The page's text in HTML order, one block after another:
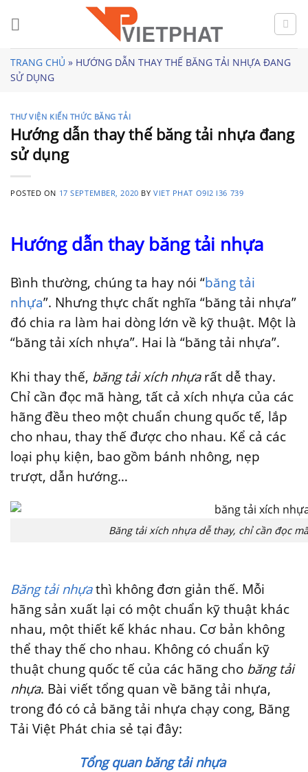
TRANG CHỦ » HƯỚNG DẪN THAY THẾ BĂNG TẢI NHỰA ĐANG
SỬ DỤNG
THƯ VIỆN KIẾN THỨC BĂNG TẢI
Hướng dẫn thay thế băng tải nhựa đang
sử dụng
POSTED ON 17 SEPTEMBER, 2020 BY VIET PHAT O9I2 I36 739
Hướng dẫn thay băng tải nhựa
Bình thường, chúng ta hay nói “băng tải
nhựa”. Nhưng thực chất nghĩa “băng tải nhựa”
đó chia ra làm hai dòng lớn về kỹ thuật. Một là
“băng tải xích nhựa”. Hai là “băng tải nhựa”.
Khi thay thế, băng tải xích nhựarất dễ thay.
Chỉ cần đọc mã hàng, tất cả xích nhựa của các
hãng đều theo một chuẩn chung quốc tế, lắp
cho nhau, thay thế được cho nhau. Kể cả các
loại phụ kiện, bao gồm bánh nhông, nẹp
trượt, dẫn hướng…
Băng tải xích nhựa dễ thay, chỉ cần đọc
Băng tải nhựathì không đơn giản thế. Mỗi
hãng sản xuất lại có một chuẩn kỹ thuật khác
nhau, một thiết kế khác nhau. Cơ bản không
thể thay thế cho nhau. Không có chuẩn kỹ
thuật chung quốc tế của các hãng cho băng tải
nhựa. Bài viết tổng quan về băng tải nhựa,
trong đó có cả băng tải nhựa chạy cong, Băng
Tải Việt Phát chia sẻ tại đây:
Tổng quan băng tải nhựa